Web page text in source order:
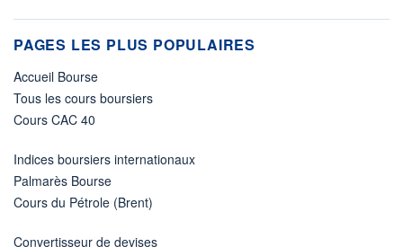
PAGES LES PLUS POPULAIRES
Accueil Bourse
Tous les cours boursiers
Cours CAC 40
Indices boursiers internationaux
Palmarès Bourse
Cours du Pétrole (Brent)
Convertisseur de devises